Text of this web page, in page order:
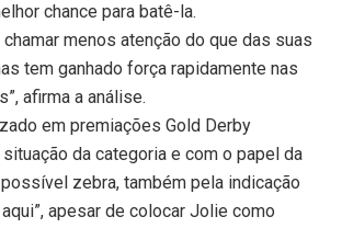
chance para batê-la.
menos atenção do que das suas
tem ganhado força rapidamente nas
afirma a análise.
em premiações Gold Derby
da categoria e com o papel da
zebra, também pela indicação
apesar de colocar Jolie como